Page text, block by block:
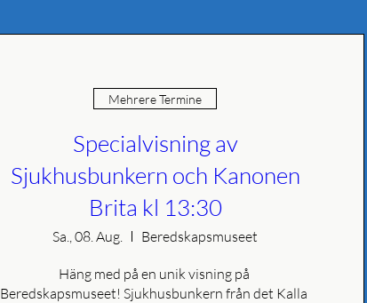
Mehrere Termine
Specialvisning av
Sjukhusbunkern och Kanonen
Brita kl 13:30
Sa., 08. Aug. Beredskapsmuseet
Häng med på en unik visning på
Beredskapsmuseet! Sjukhusbunkern från det Kalla